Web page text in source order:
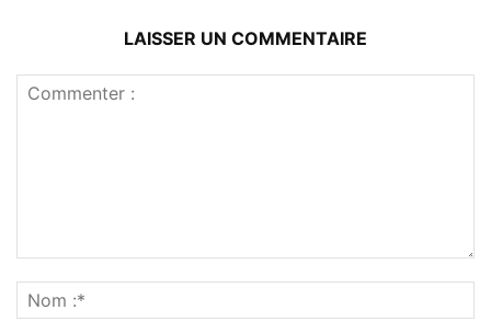
LAISSER UN COMMENTAIRE